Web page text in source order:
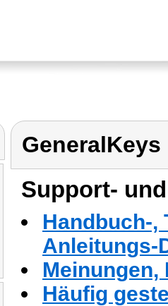
GeneralKeys
Support-
Handbuch-,
Anleitungs-
Häufig